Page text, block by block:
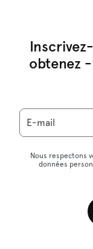
obtenez
E-mail
Nous respectons
données